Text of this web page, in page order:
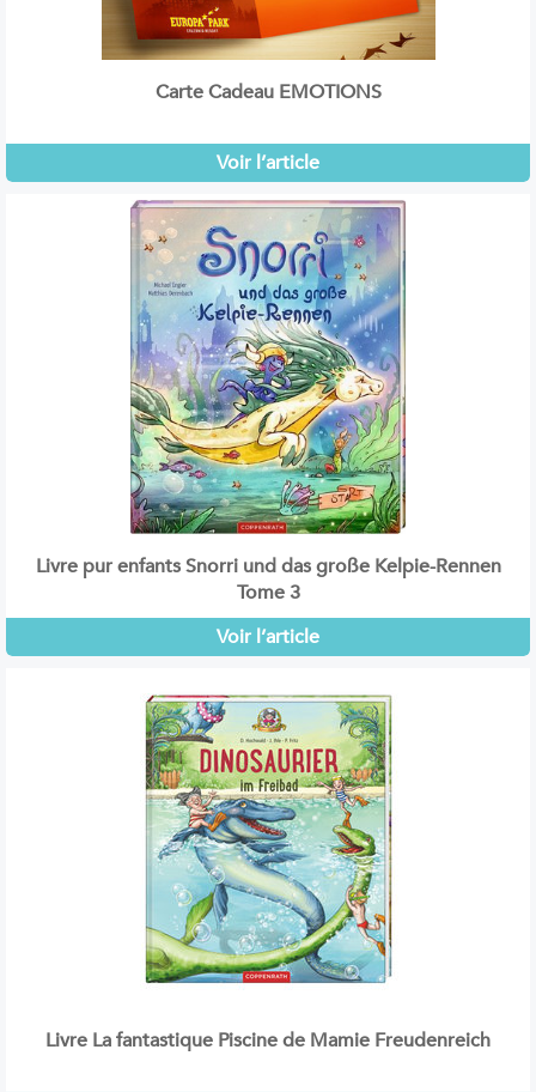
Carte Cadeau EMOTIONS
Voir l’article
Livre pur enfants Snorri und das große Kelpie-Rennen
Tome 3
Voir l’article
Livre La fantastique Piscine de Mamie Freudenreich